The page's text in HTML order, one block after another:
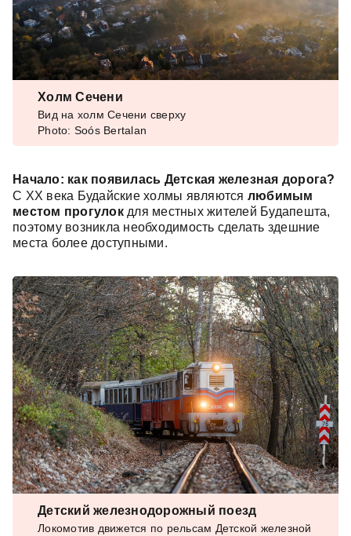
Холм Сечени
Вид на холм Сечени сверху
Photo: Soós Bertalan
Начало: как появилась Детская железная дорога?
С XX века Будайские холмы являются любимым
местом прогулокдля местных жителей Будапешта,
поэтому возникла необходимость сделать здешние
места более доступными.
Детский железнодорожный поезд
Локомотив движется по рельсам Детской железной